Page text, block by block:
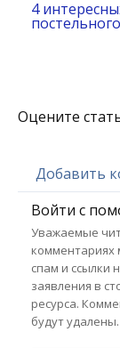
4
Оцените
Добавить
Войти с
Уважаемые
комментариях
спам и ссылки
заявления в
ресурса.
будут удалены.